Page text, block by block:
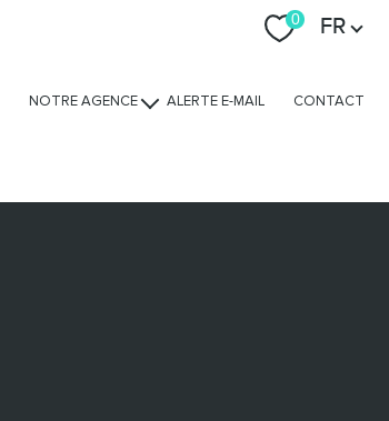
0 Langue
FR
NOTRE AGENCE ALERTE E-MAIL CONTACT